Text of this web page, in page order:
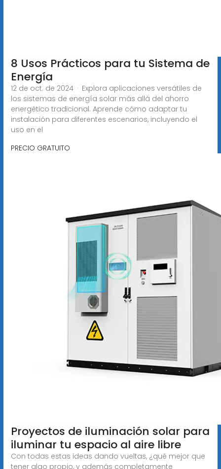
8 Usos Prácticos para tu Sistema de
Energía
12 de oct. de 2024 · Explora aplicaciones versátiles de
los sistemas de energía solar más allá del ahorro
energético tradicional. Aprende cómo adaptar tu
instalación para diferentes escenarios, incluyendo el
uso en el
PRECIO GRATUITO
Proyectos de iluminación solar para
iluminar tu espacio al aire libre
Con todas estas ideas dando vueltas, ¿qué mejor que
tener algo propio, y además completamente